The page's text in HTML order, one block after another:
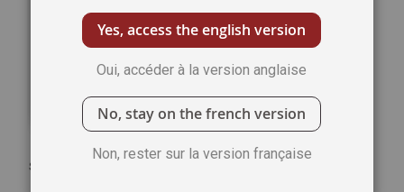
Soyez le premier à commenter ce produit
Yes, access the english version
Oui, accéder à la version anglaise
No, stay on the french version
Non, rester sur la version française